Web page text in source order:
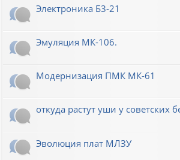
Электроника Б3-21
Эмуляция МК-106.
Модернизация ПМК МК-61
откуда растут уши у советских
Эволюция плат МЛЗУ